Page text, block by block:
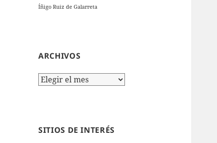
Íñigo Ruiz de Galarreta
ARCHIVOS
Archivos
SITIOS DE INTERÉS